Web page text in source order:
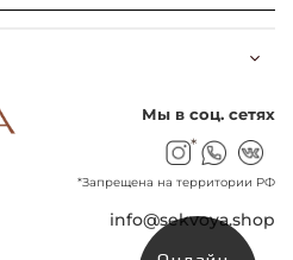
info@sekvoya.shop
Мы в соц. сетях
*
*Запрещена на территории РФ